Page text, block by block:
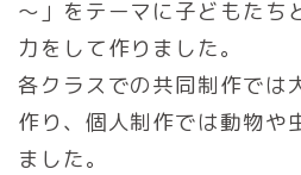
～」をテーマに子どもたち
力をして作りました。
各クラスでの共同制作では
作り、個人制作では動物や
ました。